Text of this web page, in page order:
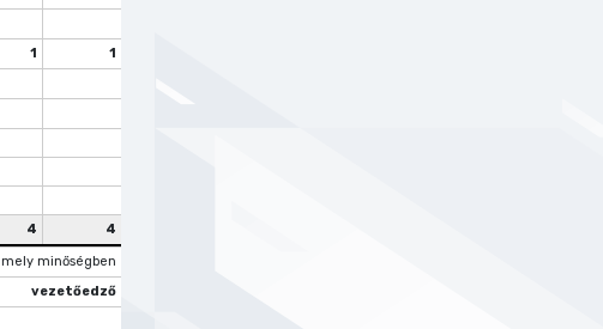
1
1
4 4
mely minőségben
vezetőedző